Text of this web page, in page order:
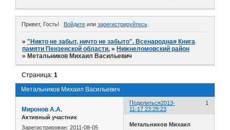
Привет, Гость! Войдитеили зарегистрируйтесь.
»"Никто не забыт, ничто не забыто". Всенародная Книга
памяти Пензенской области. » Нижнеломовский район
» Метальников Михаил Васильевич
Метальников Михаил Васильевич
Страница:1
Поделиться 1
2013-
11-17 23:28:23
Миронов А.А.
Активный участник
Зарегистрирован: 2011-08-05
Метальников Михаил